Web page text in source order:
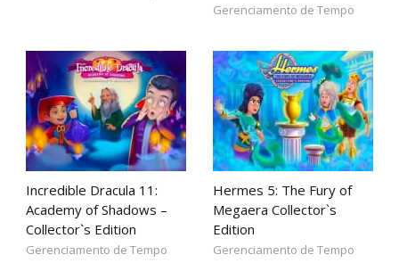
Gerenciamento de Tempo
Incredible Dracula 11:
Academy of Shadows –
Collector`s Edition
Gerenciamento de Tempo
Hermes 5: The Fury of
Megaera Collector`s
Edition
Gerenciamento de Tempo